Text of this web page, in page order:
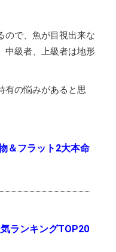
ので、魚が目視出来な
中級者、上級者は地形
有の悩みがあると思
＆フラット2大本命
ランキングTOP20